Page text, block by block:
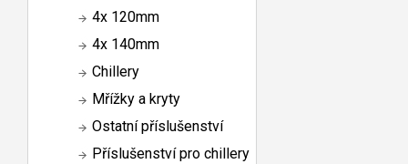
4x 120mm
4x 140mm
Chillery
Mřížky a kryty
Ostatní příslušenství
Příslušenství pro chillery